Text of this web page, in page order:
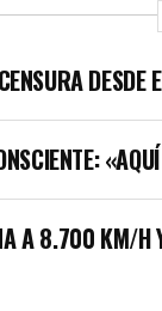
DESDE
A 8.700 KM/H